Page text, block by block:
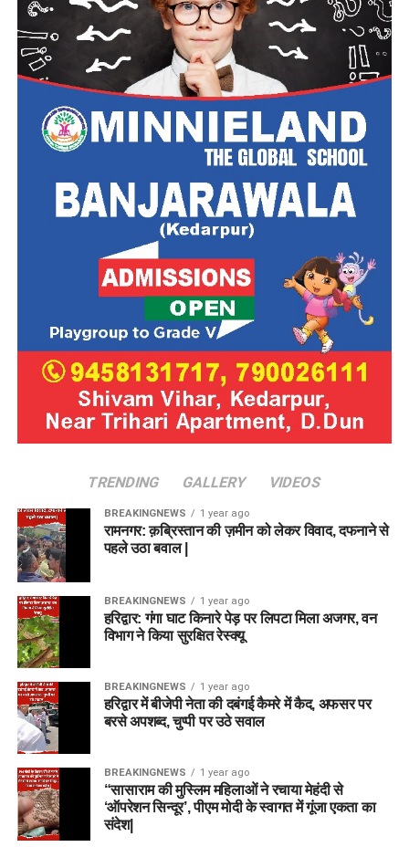
TRENDING GALLERY VIDEOS
BREAKINGNEWS 1 year ago
रामनगर: क़ब्रिस्तान की ज़मीन को लेकर विवाद, दफनाने से
पहले उठा बवाल |
BREAKINGNEWS 1 year ago
हरिद्वार: गंगा घाट किनारे पेड़ पर लिपटा मिला अजगर, वन
विभाग ने किया सुरक्षित रेस्क्यू
BREAKINGNEWS 1 year ago
हरिद्वार में बीजेपी नेता की दबंगई कैमरे में कैद, अफसर पर
बरसे अपशब्द, चुप्पी पर उठे सवाल
BREAKINGNEWS 1 year ago
“सासाराम की मुस्लिम महिलाओं ने रचाया मेहंदी से
‘ऑपरेशन सिन्दूर’, पीएम मोदी के स्वागत में गूंजा एकता का
संदेश|